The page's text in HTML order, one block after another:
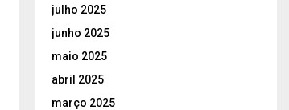
julho 2025
junho 2025
maio 2025
abril 2025
março 2025